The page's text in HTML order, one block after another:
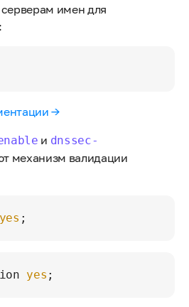
имен для
→
и dnssec-
механизм валидации
yes
yes